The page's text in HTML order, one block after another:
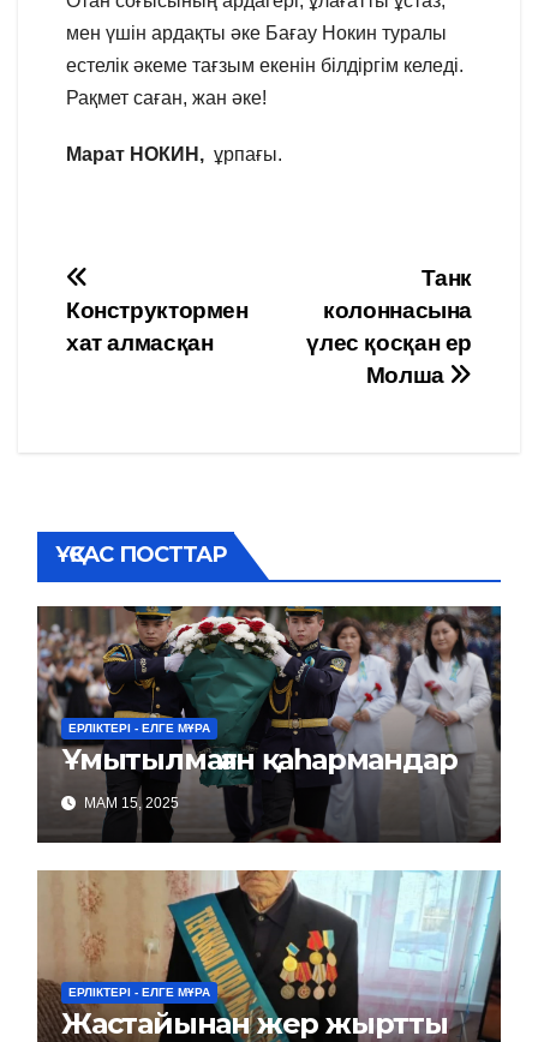
мен үшін ардақты әке Бағау Нокин туралы
естелік әкеме тағзым екенін білдіргім келеді.
Рақмет саған, жан әке!
Марат НОКИН, ұрпағы.
Навигация
по
Танк
колоннасына
үлес қосқан ер
Молша
Конструктормен
хат алмасқан
ҰҚСАС ПОСТТАР
ЕРЛІКТЕРІ - ЕЛГЕ МҰРА
Ұмытылмаған қаһармандар
МАМ 15, 2025
ЕРЛІКТЕРІ - ЕЛГЕ МҰРА
Жастайынан жер жыртты